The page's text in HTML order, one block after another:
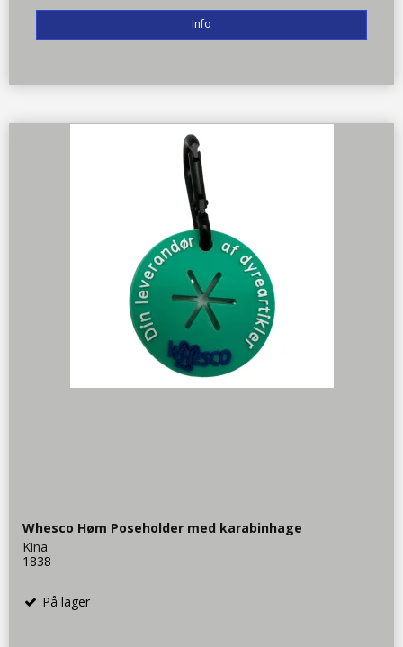
Info
Whesco Høm Poseholder med karabinhage
Kina
1838
På lager